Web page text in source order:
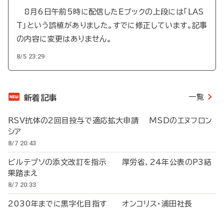
8月6日午前5時に配信したEブックの上段には「LAS
T」という誤植がありました。すでに修正しています。記事
の内容に変更はありません。
8/5 23:29
新着記事 一覧
RSV抗体の2回目投与で適応拡大申請 MSDのエヌフロン
シア
8/7 20:43
ビルテプソの添文改訂を指示 厚労省、24年公表のP3結
果踏まえ
8/7 20:33
2030年までに黒字化目指す オンコリス・浦田社長